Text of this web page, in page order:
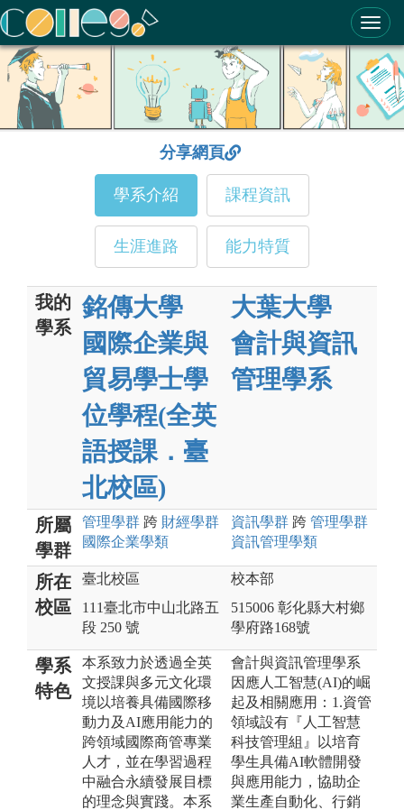
ColleGo! 大學選才與高中育才輔助系統
分享網頁
學系介紹 課程資訊
生涯進路 能力特質
我的
學系
銘傳大學
國際企業與
貿易學士學
位學程(全英
語授課．臺
北校區)
大葉大學
會計與資訊
管理學系
所屬
學群
管理學群 跨 財經學群
國際企業學類
資訊學群 跨 管理學群
資訊管理學類
所在
校區
臺北校區
111臺北市中山北路五
段 250 號
校本部
515006 彰化縣大村鄉
學府路168號
學系
特色
本系致力於透過全英
文授課與多元文化環
境以培養具備國際移
動力及AI應用能力的
跨領域國際商管專業
人才，並在學習過程
中融合永續發展目標
的理念與實踐。本系
會計與資訊管理學系
因應人工智慧(AI)的崛
起及相關應用：1.資管
領域設有『人工智慧
科技管理組』以培育
學生具備AI軟體開發
與應用能力，協助企
業生產自動化、行銷